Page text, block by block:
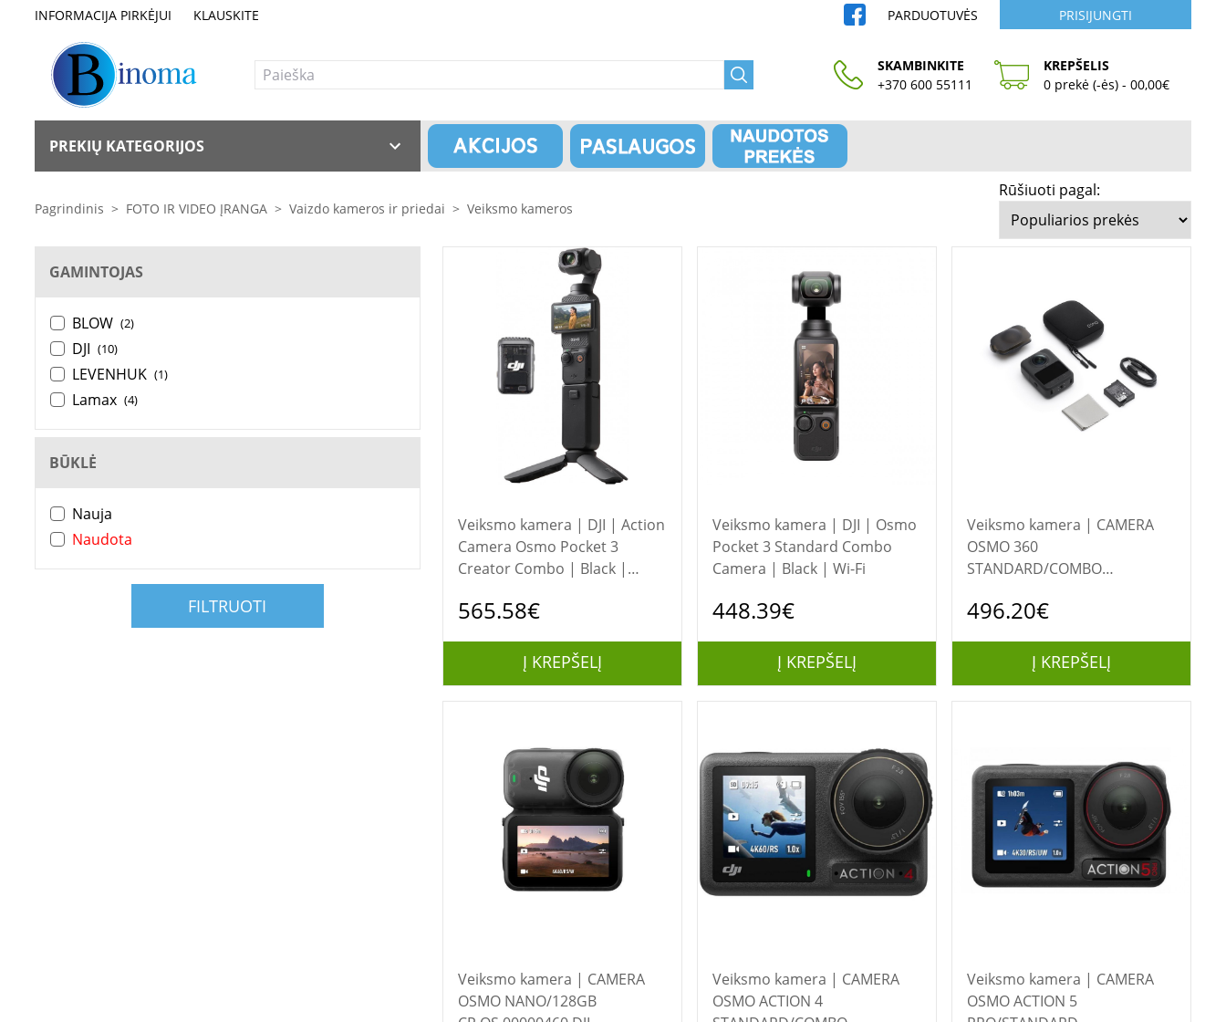
INFORMACIJA PIRKĖJUI KLAUSKITE PARDUOTUVĖS PRISIJUNGTI
SKAMBINKITE
+370 600 55111
KREPŠELIS
0 prekė (-ės) - 00,00€
PREKIŲ KATEGORIJOS
Pagrindinis > FOTO IR VIDEO ĮRANGA > Vaizdo kameros ir priedai > Veiksmo kameros
Rūšiuoti pagal:
GAMINTOJAS
BLOW (2)
DJI (10)
LEVENHUK (1)
Lamax (4)
BŪKLĖ
Nauja
Naudota
FILTRUOTI
Veiksmo kamera | DJI | Action
Camera Osmo Pocket 3
Creator Combo | Black |
565.58€
Į KREPŠELĮ
Veiksmo kamera | DJI | Osmo
Pocket 3 Standard Combo
Camera | Black | Wi-Fi
448.39€
Į KREPŠELĮ
Veiksmo kamera | CAMERA
OSMO 360
STANDARD/COMBO
496.20€
Į KREPŠELĮ
Veiksmo kamera | CAMERA
OSMO NANO/128GB
Veiksmo kamera | CAMERA
OSMO ACTION 4
Veiksmo kamera | CAMERA
OSMO ACTION 5